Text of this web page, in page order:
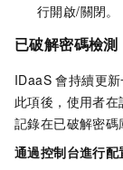
行開啟/關閉。
已破解密碼檢測
IDaaS 會持續更
此項後，使用者
記錄在已破解密碼
通過控制台進行配